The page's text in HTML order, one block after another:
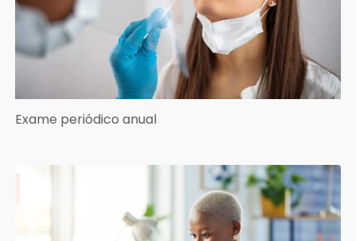
Exame periódico anual